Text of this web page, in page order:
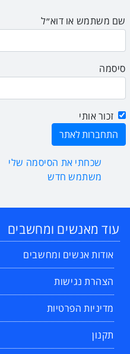
שם משתמש או דוא״ל
סיסמה
זכור אותי
שכחתי את הסיסמה שלי
משתמש חדש
עוד מאנשים ומחשבים
אודות אנשים ומחשבים
הצהרת נגישות
מדיניות הפרטיות
תקנון